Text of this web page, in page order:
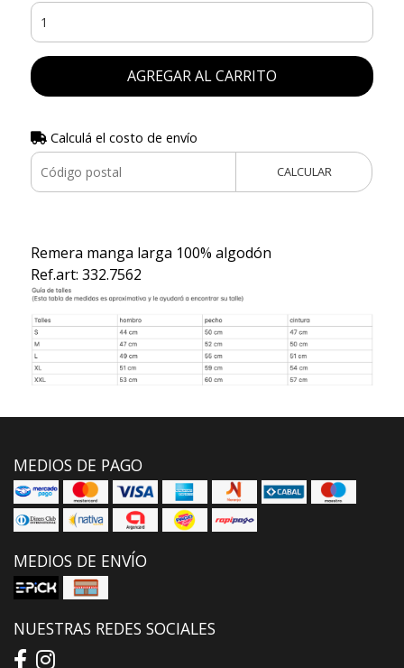
AGREGAR AL CARRITO
Calculá el costo de envío
CALCULAR
Remera manga larga 100% algodón
Ref.art: 332.7562
MEDIOS DE PAGO
MEDIOS DE ENVÍO
NUESTRAS REDES SOCIALES